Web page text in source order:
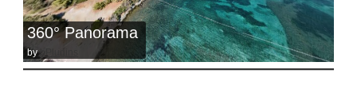
360° Panorama
by